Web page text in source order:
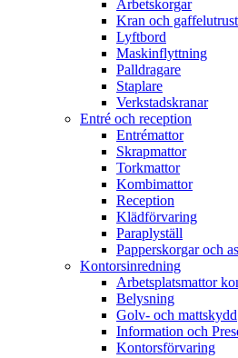
Arbetskorgar
Kran och
Lyftbord
Maskinflyttning
Palldragare
Staplare
Verkstadskranar
Entré och reception
Entrémattor
Skrapmattor
Torkmattor
Kombimattor
Reception
Klädförvaring
Paraplyställ
Papperskorgar och
Kontorsinredning
Arbetsplatsmattor
Belysning
Golv- och mattskydd
Information och
Kontorsförvaring